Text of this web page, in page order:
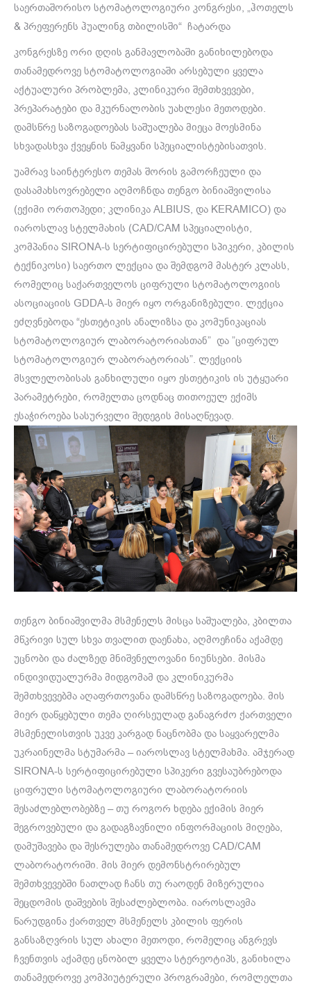
საერთაშორისო სტომატოლოგიური კონგრესი, „ჰოთელს
& პრეფერენს ჰუალინგ თბილისში“ ჩატარდა
კონგრესზე ორი დღის განმავლობაში განიხილებოდა
თანამედროვე სტომატოლოგიაში არსებული ყველა
აქტუალური პრობლემა, კლინიკური შემთხვევები,
პრეპარატები და მკურნალობის უახლესი მეთოდები.
დამსწრე საზოგადოებას საშუალება მიეცა მოესმინა
სხვადასხვა ქვეყნის წამყვანი სპეციალისტებისათვის.
უამრავ საინტერესო თემას შორის გამორჩეული და
დასამახსოვრებელი აღმოჩნდა თენგო ბინიაშვილისა
(ექიმი ორთოპედი; კლინიკა ALBIUS, და KERAMICO) და
იაროსლავ სტელმახის (CAD/CAM სპეციალისტი,
კომპანია SIRONA-ს სერტიფიცირებული სპიკერი, კბილის
ტექნიკოსი) საერთო ლექცია და შემდგომ მასტერ კლასს,
რომელიც საქართველოს ციფრული სტომატოლოგიის
ასოციაციის GDDA-ს მიერ იყო ორგანიზებული. ლექცია
ეძღვნებოდა “ესთეტიკის ანალიზსა და კომუნიკაციას
სტომატოლოგიურ ლაბორატორიასთან” და ”ციფრულ
სტომატოლოგიურ ლაბორატორიას”. ლექციის
მსვლელობისას განხილული იყო ესთეტიკის ის უტყუარი
პარამეტრები, რომელთა ცოდნაც თითოეულ ექიმს
ესაჭიროება სასურველი შედეგის მისაღწევად.
თენგო ბინიაშვილმა მსმენელს მისცა საშუალება, კბილთა
მწკრივი სულ სხვა თვალით დაენახა, აღმოეჩინა აქამდე
უცნობი და ძალზედ მნიშვნელოვანი ნიუნსები. მისმა
ინდივიდუალურმა მიდგომამ და კლინიკურმა
შემთხვევებმა აღაფრთოვანა დამსწრე საზოგადოება. მის
მიერ დაწყებული თემა ღირსეულად განაგრძო ქართველი
მსმენელისთვის უკვე კარგად ნაცნობმა და საყვარელმა
უკრაინელმა სტუმარმა – იაროსლავ სტელმახმა. ამჯერად
SIRONA-ს სერტიფიცირებული სპიკერი გვესაუბრებოდა
ციფრული სტომატოლოგიური ლაბორატორიის
შესაძლებლობებზე – თუ როგორ ხდება ექიმის მიერ
შეგროვებული და გადაგზავნილი ინფორმაციის მიღება,
დამუშავება და შესრულება თანამედროვე CAD/CAM
ლაბორატორიში. მის მიერ დემონსტრირებულ
შემთხვევებში ნათლად ჩანს თუ რაოდენ მიზერულია
შეცდომის დაშვების შესაძლებლობა. იაროსლავმა
წარუდგინა ქართველ მსმენელს კბილის ფერის
განსაზღვრის სულ ახალი მეთოდი, რომელიც ანგრევს
ჩვენთვის აქამდე ცნობილ ყველა სტერეოტიპს, განიხილა
თანამედროვე კომპიუტერული პროგრამები, რომლელთა